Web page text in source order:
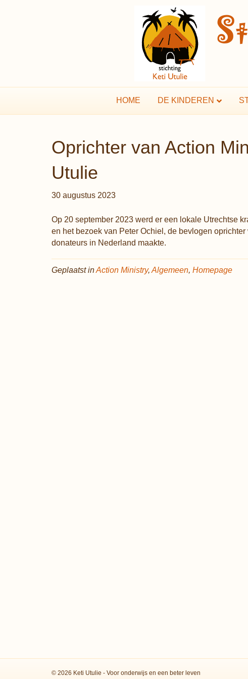
HOME DE KINDEREN
Oprichter van Action
Utulie
30 augustus 2023
Op 20 september 2023 werd er een lokale Utrechtse
en het bezoek van Peter Ochiel, de bevlogen
donateurs in Nederland maakte.
Geplaatst inAction Ministry, Algemeen, Homepage
© 2026 Keti Utulie - Voor onderwijs en een beter leven